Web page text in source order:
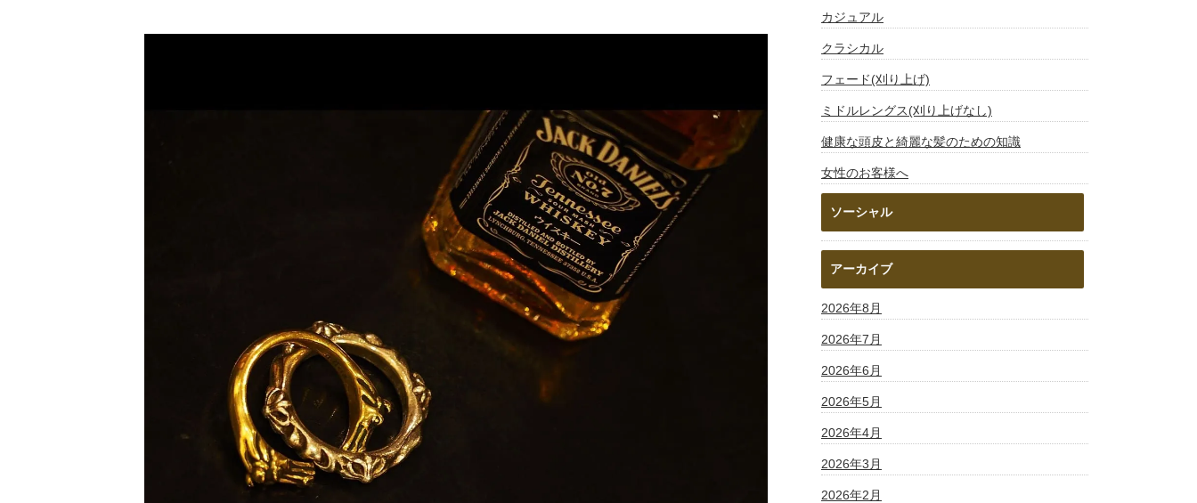
カジュアル
クラシカル
フェード(刈り上げ)
ミドルレングス(刈り上げなし)
健康な頭皮と綺麗な髪のための知識
女性のお客様へ
ソーシャル
アーカイブ
2026年8月
2026年7月
2026年6月
2026年5月
2026年4月
2026年3月
2026年2月